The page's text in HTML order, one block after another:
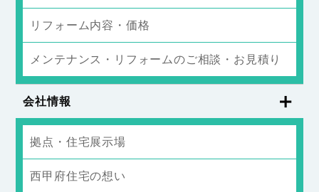
リフォーム内容・価格
メンテナンス・リフォームのご相談・お見積り
会社情報
拠点・住宅展示場
西甲府住宅の想い